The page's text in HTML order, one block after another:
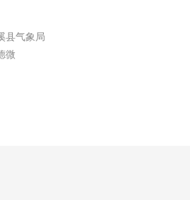
县气象局
微